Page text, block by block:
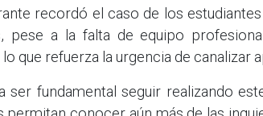
recordó el caso de los
pese a la falta de equipo
que refuerza la urgencia de canalizar
ser fundamental seguir realizando